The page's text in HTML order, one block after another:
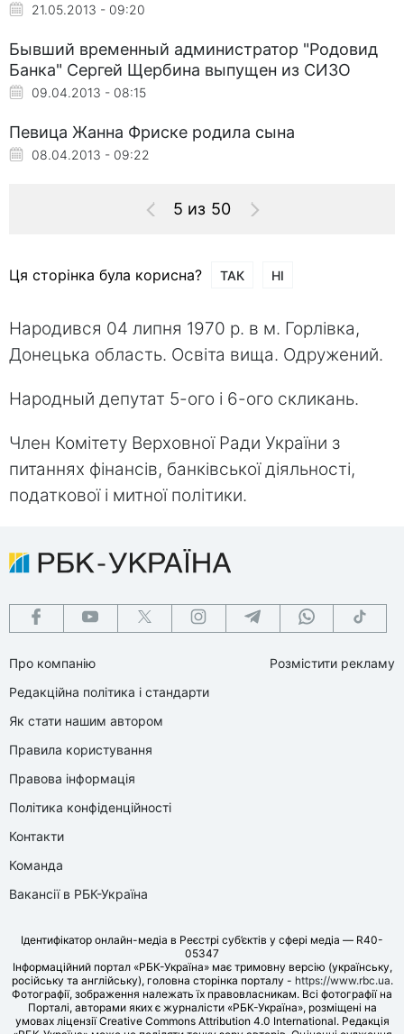
21.05.2013 - 09:20
Бывший временный администратор "Родовид
Банка" Сергей Щербина выпущен из СИЗО
09.04.2013 - 08:15
Певица Жанна Фриске родила сына
08.04.2013 - 09:22
5 из 50
Ця сторінка була корисна? ТАК НІ
Народився 04 липня 1970 р. в м. Горлівка,
Донецька область. Освіта вища. Одружений.
Народный депутат 5-ого і 6-ого скликань.
Член Комітету Верховної Ради України з
питаннях фінансів, банківської діяльності,
податкової і митної політики.
Про компанію
Редакційна політика і стандарти
Як стати нашим автором
Правила користування
Правова інформація
Політика конфіденційності
Контакти
Команда
Вакансії в РБК-Україна
Розмістити рекламу
Ідентифікатор онлайн-медіа в Реєстрі суб’єктів у сфері медіа — R40-
05347
Інформаційний портал «РБК-Україна» має тримовну версію (українську,
російську та англійську), головна сторінка порталу - https://www.rbc.ua.
Фотографії, зображення належать їх правовласникам. Всі фотографії на
Порталі, авторами яких є журналісти «РБК-Україна», розміщені на
умовах ліцензії Creative Commons Attribution 4.0 International. Редакція